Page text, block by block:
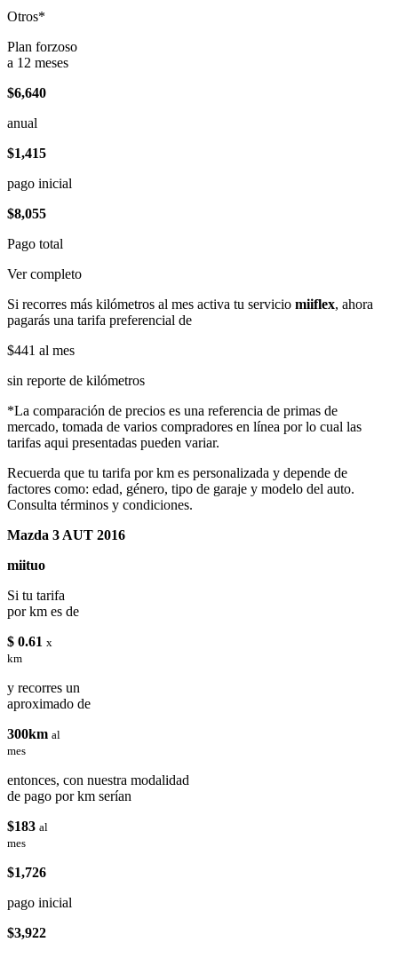
Otros*
Plan forzoso
a 12 meses
$6,640
anual
$1,415
pago inicial
$8,055
Pago total
Ver completo
Si recorres más kilómetros al mes activa tu servicio miiflex, ahora
pagarás una tarifa preferencial de
$441 al mes
sin reporte de kilómetros
*La comparación de precios es una referencia de primas de
mercado, tomada de varios compradores en línea por lo cual las
tarifas aqui presentadas pueden variar.
Recuerda que tu tarifa por km es personalizada y depende de
factores como: edad, género, tipo de garaje y modelo del auto.
Consulta términos y condiciones.
Mazda 3 AUT 2016
miituo
Si tu tarifa
por km es de
$ 0.61 x
km
y recorres un
aproximado de
300km al
mes
entonces, con nuestra modalidad
de pago por km serían
$183 al
mes
$1,726
pago inicial
$3,922